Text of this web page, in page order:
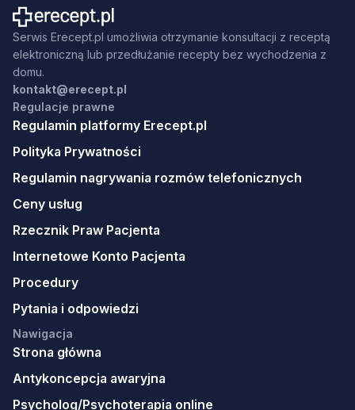
Serwis Erecept.pl umożliwia otrzymanie konsultacji z receptą
elektroniczną lub przedłużanie recepty bez wychodzenia z
domu.
kontakt@erecept.pl
Regulacje prawne
Regulamin platformy Erecept.pl
Polityka Prywatności
Regulamin nagrywania rozmów telefonicznych
Ceny usług
Rzecznik Praw Pacjenta
Internetowe Konto Pacjenta
Procedury
Pytania i odpowiedzi
Nawigacja
Strona główna
Antykoncepcja awaryjna
Psycholog/Psychoterapia online